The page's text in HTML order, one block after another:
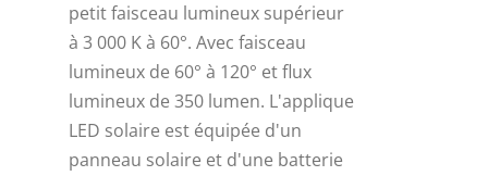
petit faisceau lumineux supérieur
à 3 000 K à 60°. Avec faisceau
lumineux de 60° à 120° et flux
lumineux de 350 lumen. L'applique
LED solaire est équipée d'un
panneau solaire et d'une batterie